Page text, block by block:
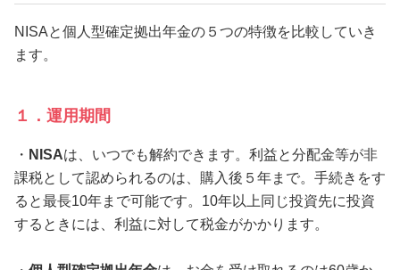
NISAと個人型確定拠出年金の５つの特徴を比較していき
ます。
１．運用期間
・ NISAは、いつでも解約できます。利益と分配金等が非
課税として認められるのは、購入後５年まで。手続きをす
ると最長10年まで可能です。10年以上同じ投資先に投資
するときには、利益に対して税金がかかります。